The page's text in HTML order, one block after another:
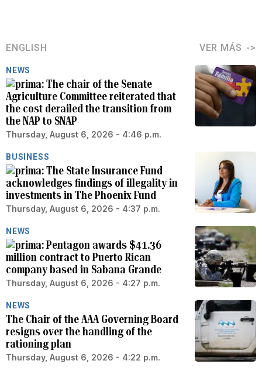
ENGLISH VER MÁS
NEWS
The chair of the Senate
Agriculture Committee reiterated that
the cost derailed the transition from
the NAP to SNAP
Thursday, August 6, 2026 - 4:46 p.m.
BUSINESS
The State Insurance Fund
acknowledges findings of illegality in
investments in The Phoenix Fund
Thursday, August 6, 2026 - 4:37 p.m.
NEWS
Pentagon awards $41.36
million contract to Puerto Rican
company based in Sabana Grande
Thursday, August 6, 2026 - 4:27 p.m.
NEWS
The Chair of the AAA Governing Board
resigns over the handling of the
rationing plan
Thursday, August 6, 2026 - 4:22 p.m.